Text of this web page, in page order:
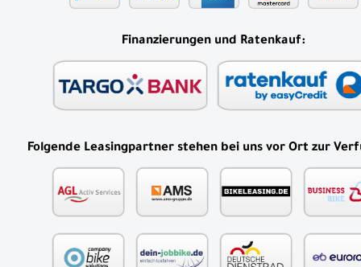
Finanzierungen und Ratenkauf:
Folgende Leasingpartner stehen bei uns vor Ort zur